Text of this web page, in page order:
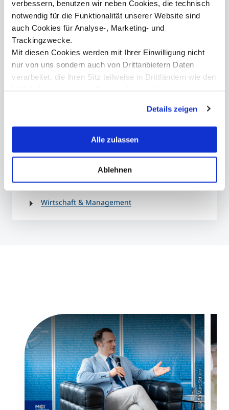
verbessern, benutzen wir neben Cookies, die technisch
notwendig für die Funktionalität unserer Website sind
auch Cookies für Analyse-, Marketing- und
Trackingzwecke.
Mit diesen Cookies werden mit Ihrer Einwilligung nicht
nur von uns sondern auch von Drittanbietern Daten
verarbeitet, die ihren Sitz teilweise in Drittländern wie den
erklären Ihnen genau, was eine Datenübermittlung in die
USA bedeuten kann.
Details zeigen
Alle zulassen
Ablehnen
gute Vorbereitung zum Einstieg in ein neues
Themengebiet. Durch die zweistündige Vorlesung kann
der Einstieg in zukünftige Themen tatsächlich dabei
helfen, sich mit diesen besser auseinander zusetzten und
schafft dadurch eine gute Basis für die erste
">
Das könnte Sie auch
Wirtschaft & Management
©MCI/Marc Scherr